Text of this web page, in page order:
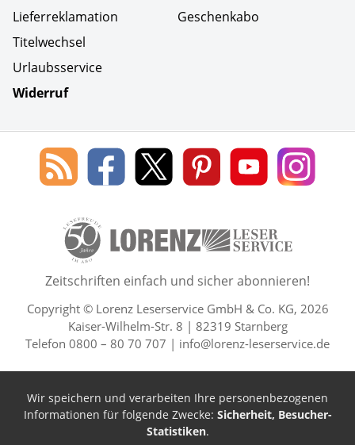
Lieferreklamation
Titelwechsel
Urlaubsservice
Widerruf
Geschenkabo
Social Media
Blog
des
Leserservice
Lorenz
Leserservice
Lorenz
Leserservice
Lorenz
Leserservice
Lorenz
Leserservice
Lorenz
50 Lesefreude im Abo Jahre
Zeitschriften einfach und sicher abonnieren!
Copyright © Lorenz Leserservice GmbH & Co. KG, 2026
Kaiser-Wilhelm-Str. 8 | 82319 Starnberg
Telefon 0800 – 80 70 707 | info@lorenz-leserservice.de
Wir speichern und verarbeiten Ihre personenbezogenen
Informationen für folgende Zwecke: Sicherheit, Besucher-
Statistiken.